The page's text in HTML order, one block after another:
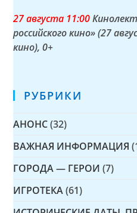
27 августа 11:00
российского кино» (27
кино), 0+
РУБРИКИ
АНОНС (32)
ВАЖНАЯ ИНФОРМАЦИЯ
ГОРОДА — ГЕРОИ (7)
ИГРОТЕКА (61)